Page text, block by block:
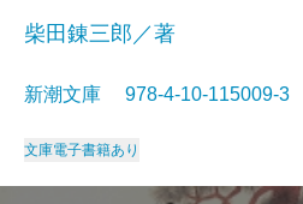
柴田錬三郎／著
新潮文庫 978-4-10-115009-
文庫電子書籍あり